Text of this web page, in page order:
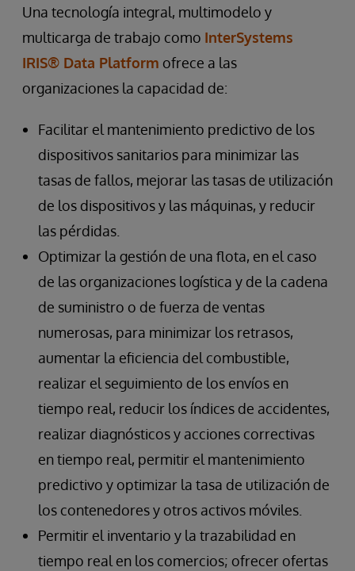
Una tecnología integral, multimodelo y
multicarga de trabajo como InterSystems
IRIS® Data Platform ofrece a las
organizaciones la capacidad de:
Facilitar el mantenimiento predictivo de los
dispositivos sanitarios para minimizar las
tasas de fallos, mejorar las tasas de utilización
de los dispositivos y las máquinas, y reducir
las pérdidas.
Optimizar la gestión de una flota, en el caso
de las organizaciones logística y de la cadena
de suministro o de fuerza de ventas
numerosas, para minimizar los retrasos,
aumentar la eficiencia del combustible,
realizar el seguimiento de los envíos en
tiempo real, reducir los índices de accidentes,
realizar diagnósticos y acciones correctivas
en tiempo real, permitir el mantenimiento
predictivo y optimizar la tasa de utilización de
los contenedores y otros activos móviles.
Permitir el inventario y la trazabilidad en
tiempo real en los comercios; ofrecer ofertas